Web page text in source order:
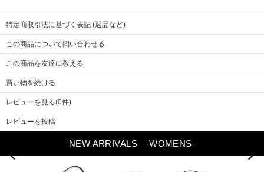
s
Next
特定商取引法に基づく表記 (返品など)
この商品について問い合わせる
この商品を友達に教える
買い物を続ける
レビューを見る(0件)
レビューを投稿
NEW ARRIVALS -WOMENS-